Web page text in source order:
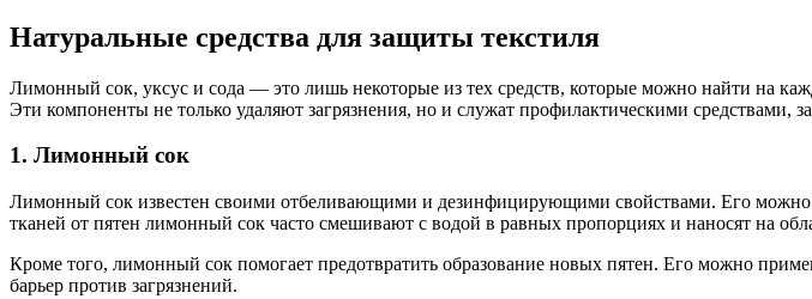
Натуральные средства для защиты текстиля
Лимонный сок, уксус и сода — это лишь некоторые из тех средств, которые можно найти на
Эти компоненты не только удаляют загрязнения, но и служат профилактическими средствами,
1. Лимонный сок
Лимонный сок известен своими отбеливающими и дезинфицирующими свойствами. Его можно
тканей от пятен лимонный сок часто смешивают с водой в равных пропорциях и наносят на
Кроме того, лимонный сок помогает предотвратить образование новых пятен. Его можно
барьер против загрязнений.